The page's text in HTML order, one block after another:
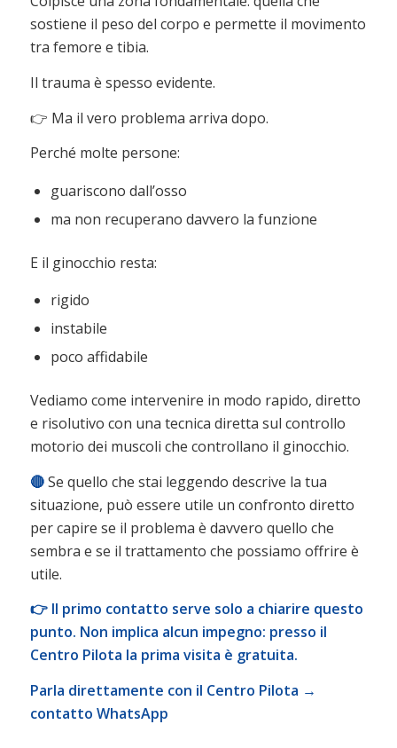
sostiene il peso del corpo e permette il movimento
tra femore e tibia.
Il trauma è spesso evidente.
👉 Ma il vero problema arriva dopo.
Perché molte persone:
guariscono dall’osso
ma non recuperano davvero la funzione
E il ginocchio resta:
rigido
instabile
poco affidabile
Vediamo come intervenire in modo rapido, diretto
e risolutivo con una tecnica diretta sul controllo
motorio dei muscoli che controllano il ginocchio.
🔴Se quello che stai leggendo descrive la tua
situazione, può essere utile un confronto diretto
per capire se il problema è davvero quello che
sembra e se il trattamento che possiamo offrire è
utile.
👉 Il primo contatto serve solo a chiarire questo
punto. Non implica alcun impegno: presso il
Centro Pilota la prima visita è gratuita.
Parla direttamente con il Centro Pilota →
contatto WhatsApp